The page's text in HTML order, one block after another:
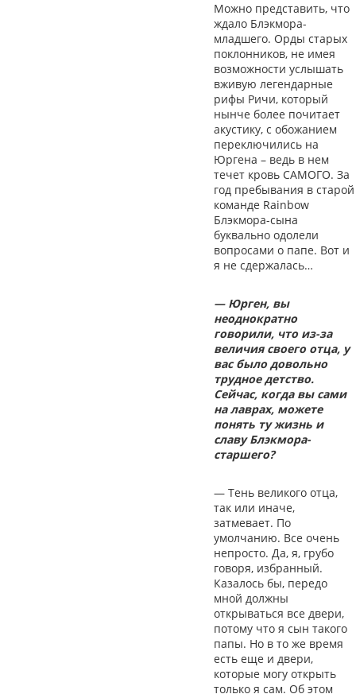
Можно представить, что
ждало Блэкмора-
младшего. Орды старых
поклонников, не имея
возможности услышать
вживую легендарные
рифы Ричи, который
нынче более почитает
акустику, с обожанием
переключились на
Юргена – ведь в нем
течет кровь САМОГО. За
год пребывания в старой
команде Rainbow
Блэкмора-сына
буквально одолели
вопросами о папе. Вот и
я не сдержалась…
— Юрген, вы
неоднократно
говорили, что из-за
величия своего отца, у
вас было довольно
трудное детство.
Сейчас, когда вы сами
на лаврах, можете
понять ту жизнь и
славу Блэкмора-
старшего?
— Тень великого отца,
так или иначе,
затмевает. По
умолчанию. Все очень
непросто. Да, я, грубо
говоря, избранный.
Казалось бы, передо
мной должны
открываться все двери,
потому что я сын такого
папы. Но в то же время
есть еще и двери,
которые могу открыть
только я сам. Об этом